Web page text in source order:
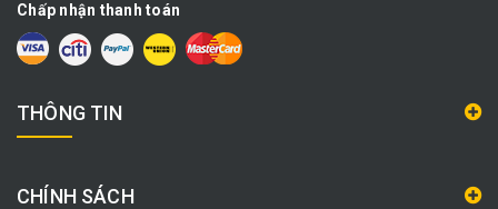
Chấp nhận thanh toán
THÔNG TIN
CHÍNH SÁCH